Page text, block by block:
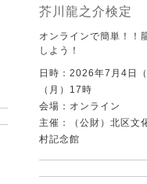
芥川龍之介検定
オンラインで簡単！！
しよう！
日時：2026年7月4日
（月）17時
会場：オンライン
主催：（公財）北区
村記念館